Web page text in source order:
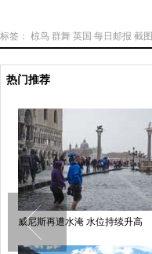
标签： 椋鸟 群舞 英国 每日邮报 截图
热门推荐
威尼斯再遭水淹 水位持续升高